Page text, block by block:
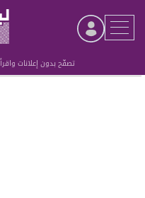
تصفّح بدون إعلانات